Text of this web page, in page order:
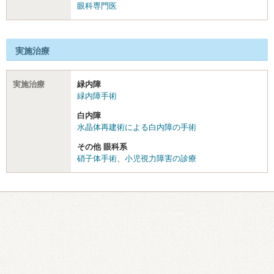
眼科専門医
実施治療
実施治療
緑内障
緑内障手術
白内障
水晶体再建術による白内障の手術
その他 眼科系
硝子体手術
小児視力障害の診療